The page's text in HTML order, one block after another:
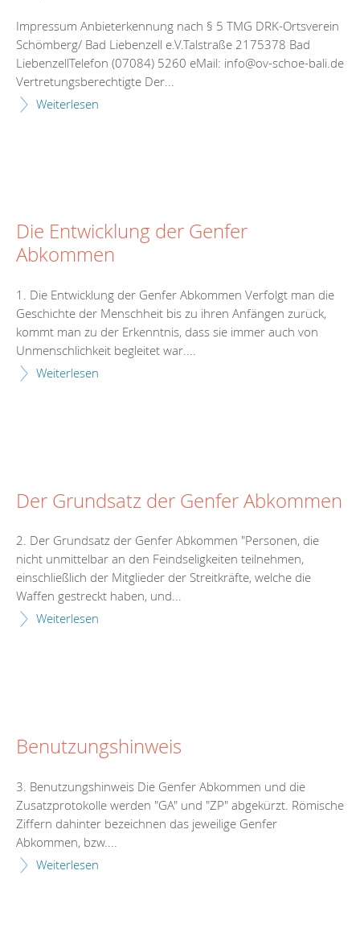
Impressum Anbieterkennung nach § 5 TMG DRK-Ortsverein
Schömberg/ Bad Liebenzell e.V.Talstraße 2175378 Bad
LiebenzellTelefon (07084) 5260 eMail: info@ov-schoe-bali.de
Vertretungsberechtigte Der...
Weiterlesen
Die Entwicklung der Genfer
Abkommen
1. Die Entwicklung der Genfer Abkommen Verfolgt man die
Geschichte der Menschheit bis zu ihren Anfängen zurück,
kommt man zu der Erkenntnis, dass sie immer auch von
Unmenschlichkeit begleitet war....
Weiterlesen
Der Grundsatz der Genfer Abkommen
2. Der Grundsatz der Genfer Abkommen "Personen, die
nicht unmittelbar an den Feindseligkeiten teilnehmen,
einschließlich der Mitglieder der Streitkräfte, welche die
Waffen gestreckt haben, und...
Weiterlesen
Benutzungshinweis
3. Benutzungshinweis Die Genfer Abkommen und die
Zusatzprotokolle werden "GA" und "ZP" abgekürzt. Römische
Ziffern dahinter bezeichnen das jeweilige Genfer
Abkommen, bzw....
Weiterlesen